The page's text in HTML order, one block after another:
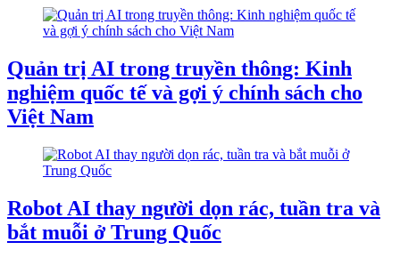
Quản trị AI trong truyền thông: Kinh
nghiệm quốc tế và gợi ý chính sách cho
Việt Nam
Robot AI thay người dọn rác, tuần tra và
bắt muỗi ở Trung Quốc